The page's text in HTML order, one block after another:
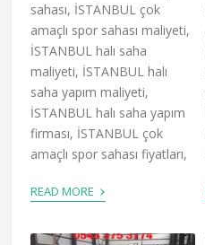
sahası, İSTANBUL çok
amaçlı spor sahası maliyeti,
İSTANBUL halı saha
maliyeti, İSTANBUL halı
saha yapım maliyeti,
İSTANBUL halı saha yapım
firması, İSTANBUL çok
amaçlı spor sahası fiyatları,
READ MORE ›